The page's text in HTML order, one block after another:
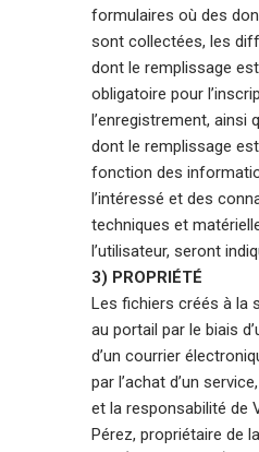
formulaires où des
sont collectées, les
dont le remplissage
obligatoire pour
l’enregistrement, ainsi
dont le remplissage
fonction des
l’intéressé et des
techniques et
l’utilisateur, seront
3) PROPRIÉTÉ
Les fichiers créés à la
au portail par le biais
d’un courrier
par l’achat d’un
et la responsabilité de
Pérez, propriétaire de